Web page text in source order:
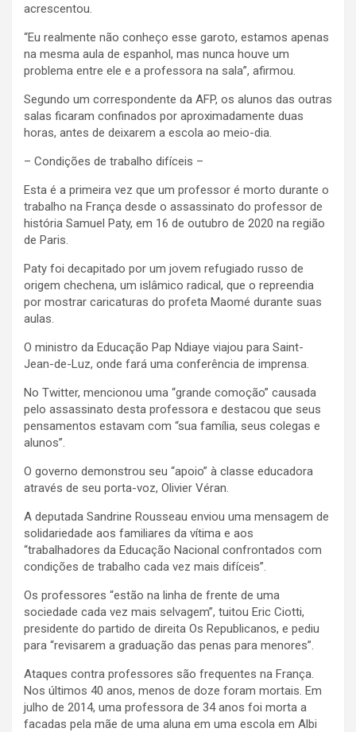
acrescentou.
“Eu realmente não conheço esse garoto, estamos apenas
na mesma aula de espanhol, mas nunca houve um
problema entre ele e a professora na sala”, afirmou.
Segundo um correspondente da AFP, os alunos das outras
salas ficaram confinados por aproximadamente duas
horas, antes de deixarem a escola ao meio-dia.
– Condições de trabalho difíceis –
Esta é a primeira vez que um professor é morto durante o
trabalho na França desde o assassinato do professor de
história Samuel Paty, em 16 de outubro de 2020 na região
de Paris.
Paty foi decapitado por um jovem refugiado russo de
origem chechena, um islâmico radical, que o repreendia
por mostrar caricaturas do profeta Maomé durante suas
aulas.
O ministro da Educação Pap Ndiaye viajou para Saint-
Jean-de-Luz, onde fará uma conferência de imprensa.
No Twitter, mencionou uma “grande comoção” causada
pelo assassinato desta professora e destacou que seus
pensamentos estavam com “sua família, seus colegas e
alunos”.
O governo demonstrou seu “apoio” à classe educadora
através de seu porta-voz, Olivier Véran.
A deputada Sandrine Rousseau enviou uma mensagem de
solidariedade aos familiares da vítima e aos
“trabalhadores da Educação Nacional confrontados com
condições de trabalho cada vez mais difíceis”.
Os professores “estão na linha de frente de uma
sociedade cada vez mais selvagem”, tuitou Eric Ciotti,
presidente do partido de direita Os Republicanos, e pediu
para “revisarem a graduação das penas para menores”.
Ataques contra professores são frequentes na França.
Nos últimos 40 anos, menos de doze foram mortais. Em
julho de 2014, uma professora de 34 anos foi morta a
facadas pela mãe de uma aluna em uma escola em Albi